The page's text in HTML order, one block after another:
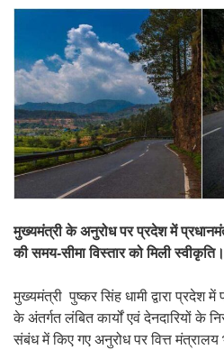
मुख्यमंत्री के अनुरोध पर प्रदेश में
की समय-सीमा विस्तार को मिली स्वीकृति।
मुख्यमंत्री पुष्कर सिंह धामी द्वारा प्रदेश
के अंतर्गत लंबित कार्यों एवं देनदारियों के
संबंध में किए गए अनुरोध पर वित्त मंत्रालय